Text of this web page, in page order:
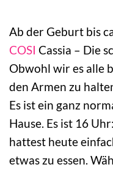
Ab der Geburt bis
COSI Cassia – Die
Obwohl wir es alle
den Armen zu
Es ist ein ganz
Hause. Es ist 16
hattest heute
etwas zu essen.